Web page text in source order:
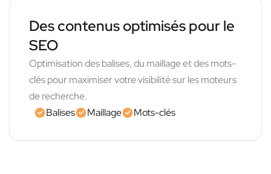
Des contenus optimisés pour le
SEO
Optimisation des balises, du maillage et des mots-
clés pour maximiser votre visibilité sur les moteurs
de recherche.
Balises
Maillage Mots-clés